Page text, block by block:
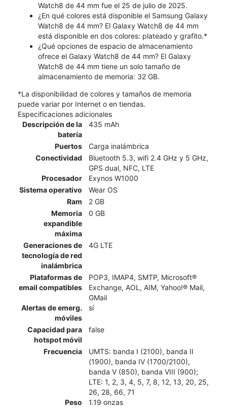
Watch8 de 44 mm fue el 25 de julio de 2025.
¿En qué colores está disponible el Samsung Galaxy
Watch8 de 44 mm? El Galaxy Watch8 de 44 mm
está disponible en dos colores: plateado y grafito.*
¿Qué opciones de espacio de almacenamiento
ofrece el Galaxy Watch8 de 44 mm? El Galaxy
Watch8 de 44 mm tiene un solo tamaño de
almacenamiento de memoria: 32 GB.
*La disponibilidad de colores y tamaños de memoria
puede variar por Internet o en tiendas.
Especificaciones adicionales
Descripción de la
batería
435 mAh
Puertos
Carga inalámbrica
Conectividad
Bluetooth 5.3, wifi 2.4 GHz y 5 GHz,
GPS dual, NFC, LTE
Procesador
Exynos W1000
Sistema operativo
Wear OS
Ram
2 GB
Memoria
expandible
máxima
0 GB
Generaciones de
tecnología de red
inalámbrica
4G LTE
Plataformas de
email compatibles
POP3, IMAP4, SMTP, Microsoft®
Exchange, AOL, AIM, Yahoo!® Mail,
GMail
Alertas de emerg.
móviles
sí
Capacidad para
hotspot móvil
false
Frecuencia
UMTS: banda I (2100), banda II
(1900), banda IV (1700/2100),
banda V (850), banda VIII (900);
LTE: 1, 2, 3, 4, 5, 7, 8, 12, 13, 20, 25,
26, 28, 66, 71
Peso
1.19 onzas